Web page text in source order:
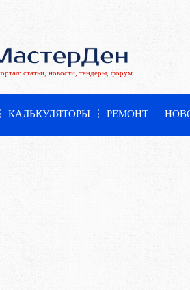
статьи, новости, тендеры, форум
КАЛЬКУЛЯТОРЫ РЕМОНТ